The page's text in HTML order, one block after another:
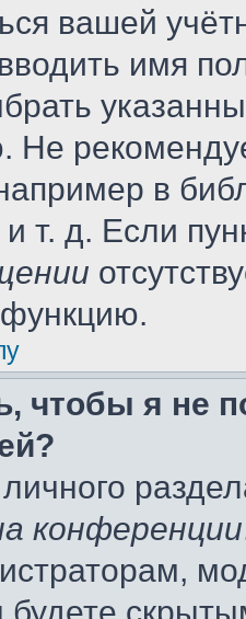
вашей
имя
Не
в
т. д. Если
чтобы я не
личного
конференции